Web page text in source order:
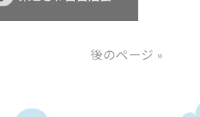
後のページ »